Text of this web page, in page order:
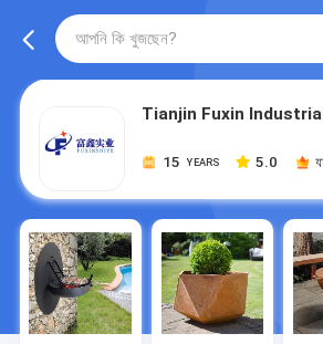
Tianjin Fuxin
15 YEARS 5.0